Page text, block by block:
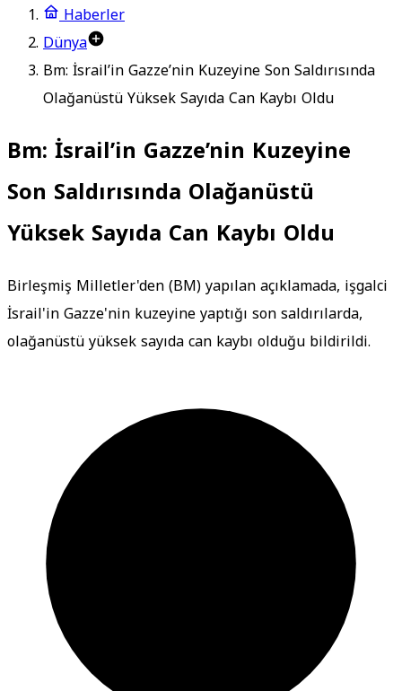
Haberler
Dünya
Bm: İsrail’in Gazze’nin Kuzeyine Son Saldırısında
Olağanüstü Yüksek Sayıda Can Kaybı Oldu
Bm: İsrail’in Gazze’nin Kuzeyine
Son Saldırısında Olağanüstü
Yüksek Sayıda Can Kaybı Oldu
Birleşmiş Milletler'den (BM) yapılan açıklamada, işgalci
İsrail'in Gazze'nin kuzeyine yaptığı son saldırılarda,
olağanüstü yüksek sayıda can kaybı olduğu bildirildi.